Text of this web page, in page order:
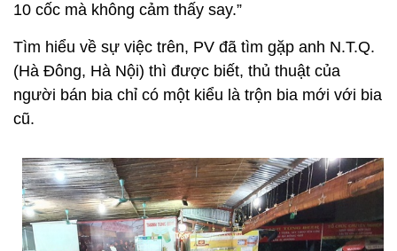
10 cốc mà không cảm thấy say.”
Tìm hiểu về sự việc trên, PV đã tìm gặp anh N.T.Q.
(Hà Đông, Hà Nội) thì được biết, thủ thuật của
người bán bia chỉ có một kiểu là trộn bia mới với bia
cũ.